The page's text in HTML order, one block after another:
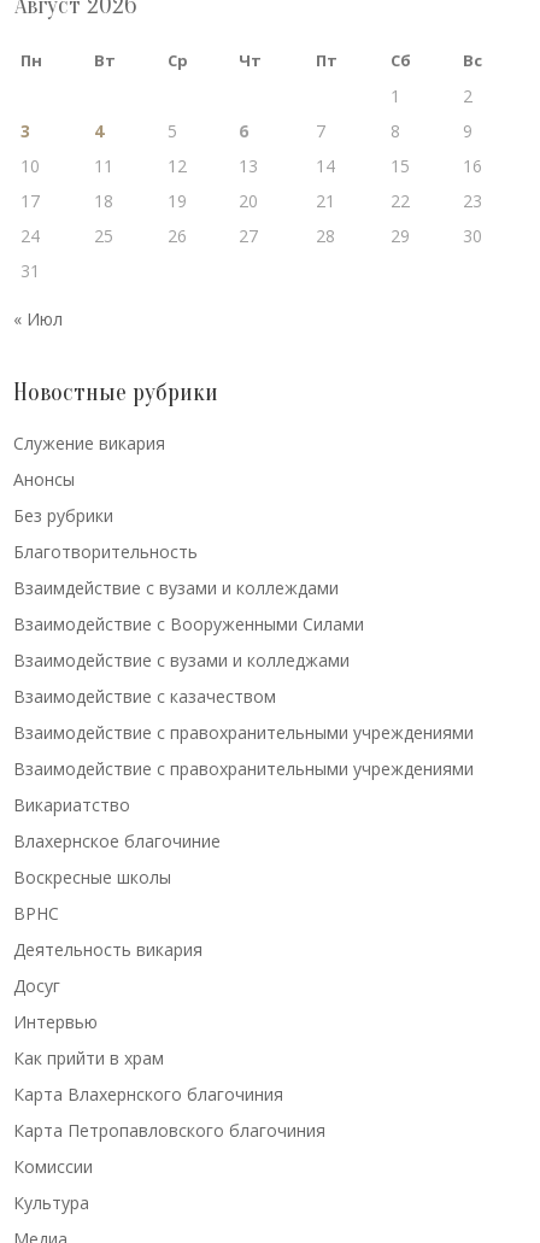
Пн Вт Ср Чт Пт Сб Вс
1
2
3
4 5 6 7 8
9
10
11 12 13 14 15
16
17
18 19 20 21 22
23
24
25 26 27 28 29
30
31
« Июл
Новостные рубрики
Cлужение викария
Анонсы
Без рубрики
Благотворительность
Взаимдействие с вузами и коллеждами
Взаимодействие с Вооруженными Силами
Взаимодействие с вузами и колледжами
Взаимодействие с казачеством
Взаимодействие с правохранительными учреждениями
Взаимодействие с правохранительными учреждениями
Викариатство
Влахернское благочиние
Воскресные школы
ВРНС
Деятельность викария
Досуг
Интервью
Как прийти в храм
Карта Влахернского благочиния
Карта Петропавловского благочиния
Комиссии
Культура